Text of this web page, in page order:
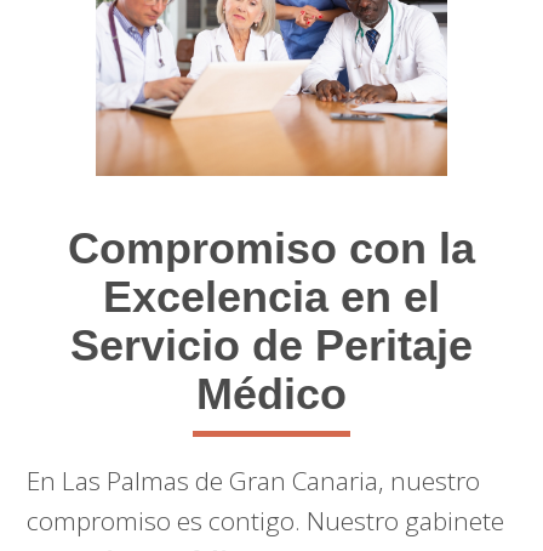
Compromiso con la
Excelencia en el
Servicio de Peritaje
Médico
En Las Palmas de Gran Canaria, nuestro
compromiso es contigo. Nuestro gabinete